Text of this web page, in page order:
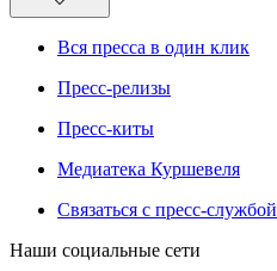
Вся пресса в один клик
Пресс-релизы
Пресс-киты
Медиатека Куршевеля
Связаться с пресс-службой
Наши социальные сети